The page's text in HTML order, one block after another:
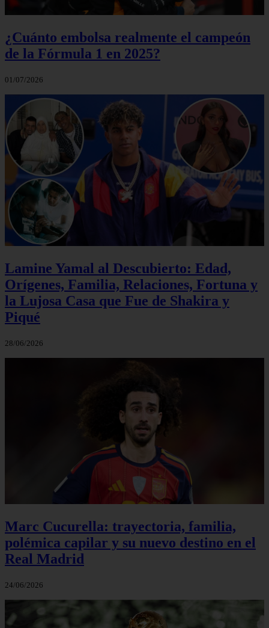
¿Cuánto embolsa realmente el campeón
de la Fórmula 1 en 2025?
01/07/2026
Lamine Yamal al Descubierto: Edad,
Orígenes, Familia, Relaciones, Fortuna y
la Lujosa Casa que Fue de Shakira y
Piqué
28/06/2026
Marc Cucurella: trayectoria, familia,
polémica capilar y su nuevo destino en el
Real Madrid
24/06/2026